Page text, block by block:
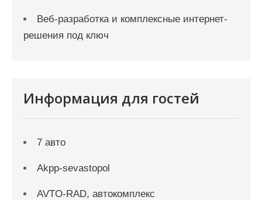
Веб-разработка и комплексные интернет-
решения под ключ
Информация для гостей
7 авто
Akpp-sevastopol
AVTO-RAD, автокомплекс